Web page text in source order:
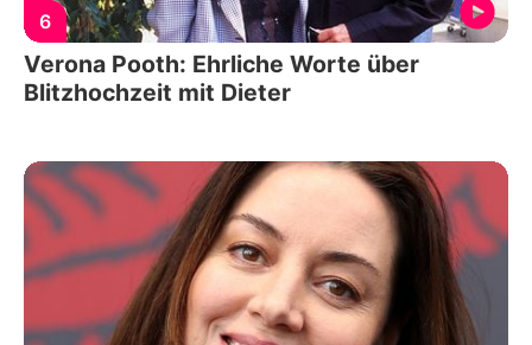
6
Verona Pooth: Ehrliche Worte über
Blitzhochzeit mit Dieter